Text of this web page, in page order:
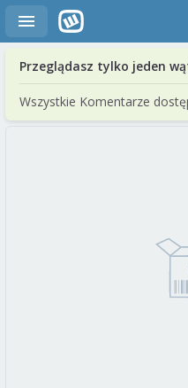
Przeglądasz tylko jeden
Wszystkie Komentarze